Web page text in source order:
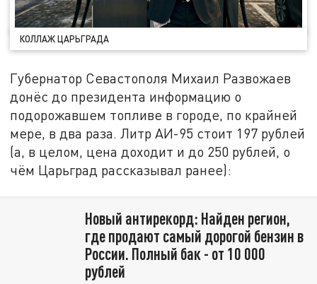
КОЛЛАЖ ЦАРЬГРАДА
Губернатор Севастополя Михаил Развожаев
донёс до президента информацию о
подорожавшем топливе в городе, по крайней
мере, в два раза. Литр АИ-95 стоит 197 рублей
(а, в целом, цена доходит и до 250 рублей, о
чём Царьград рассказывал ранее):
Новый антирекорд: Найден регион,
где продают самый дорогой бензин в
России. Полный бак - от 10 000
рублей